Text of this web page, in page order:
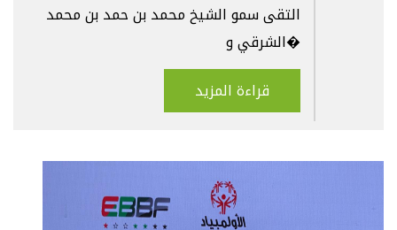
التقى سمو الشيخ محمد بن حمد بن محمد
الشرقي و�
قراءة المزيد